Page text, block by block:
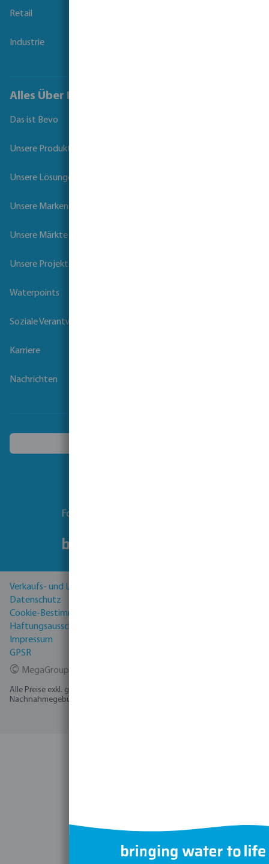
Retail
Industrie
Alles Über Bevo
Das ist Bevo
Unsere Produkte
Unsere Lösungen
Unsere Marken
Unsere Märkte
Unsere Projekte
Waterpoints
Soziale Verantwortung der Unternehmen
Karriere
Nachrichten
Folgen Sie uns
Verkaufs- und Lieferbedingungen
Datenschutz
Cookie-Bestimmungen
Haftungsausschluss
Impressum
GPSR
© MegaGroup Trade 2026
Alle Preise exkl. gesetzl. Mehrwertsteuer zzgl.
Nachnahmegebühren, wenn nicht anders angegeben.